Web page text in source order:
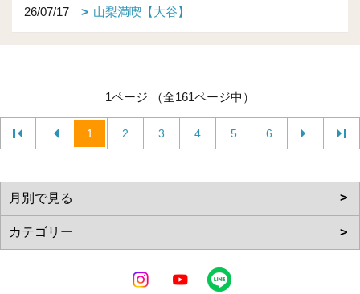
26/07/17 山梨満喫【大谷】
1ページ （全161ページ中）
1 2 3 4 5 6